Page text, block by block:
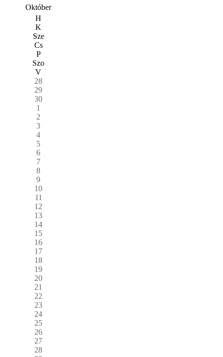
Október
H
K
Sze
Cs
P
Szo
V
28
29
30
1
2
3
4
5
6
7
8
9
10
11
12
13
14
15
16
17
18
19
20
21
22
23
24
25
26
27
28